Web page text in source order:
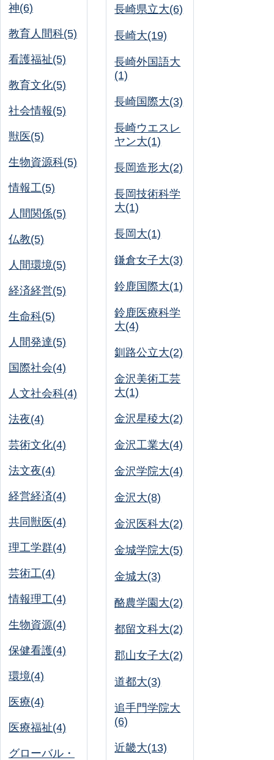
神(6)
教育人間科(5)
看護福祉(5)
教育文化(5)
社会情報(5)
獣医(5)
生物資源科(5)
情報工(5)
人間関係(5)
仏教(5)
人間環境(5)
経済経営(5)
生命科(5)
人間発達(5)
国際社会(4)
人文社会科(4)
法夜(4)
芸術文化(4)
法文夜(4)
経営経済(4)
共同獣医(4)
理工学群(4)
芸術工(4)
情報理工(4)
生物資源(4)
保健看護(4)
環境(4)
医療(4)
医療福祉(4)
グローバル・
長崎県立大(6)
長崎大(19)
長崎外国語大
(1)
長崎国際大(3)
長崎ウエスレ
ヤン大(1)
長岡造形大(2)
長岡技術科学
大(1)
長岡大(1)
鎌倉女子大(3)
鈴鹿国際大(1)
鈴鹿医療科学
大(4)
釧路公立大(2)
金沢美術工芸
大(1)
金沢星稜大(2)
金沢工業大(4)
金沢学院大(4)
金沢大(8)
金沢医科大(2)
金城学院大(5)
金城大(3)
酪農学園大(2)
都留文科大(2)
郡山女子大(2)
道都大(3)
追手門学院大
(6)
近畿大(13)